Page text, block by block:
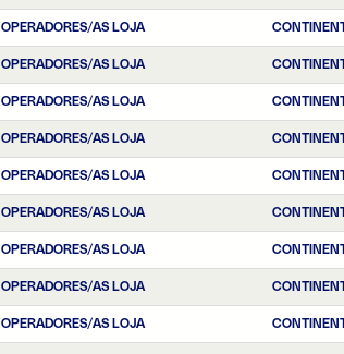
OPERADORES/AS LOJA
OPERADORES/AS LOJA
OPERADORES/AS LOJA
OPERADORES/AS LOJA
OPERADORES/AS LOJA
OPERADORES/AS LOJA
OPERADORES/AS LOJA
OPERADORES/AS LOJA
OPERADORES/AS LOJA